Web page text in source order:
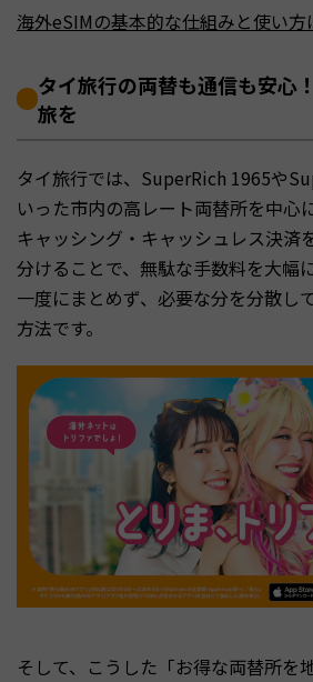
海外eSIMの基本的な仕組みと使い方
タイ旅行の両替も通信も安心
旅を
タイ旅行では、SuperRich 1965や
いった市内の高レート両替所を中心
キャッシング・キャッシュレス決済
分けることで、無駄な手数料を大幅
一度にまとめず、必要な分を分散し
方法です。
そして、こうした「お得な両替所を